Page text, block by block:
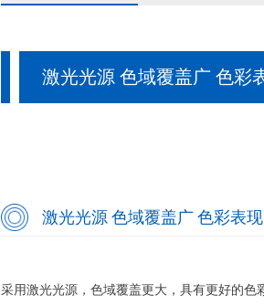
激光光源 色域覆盖广 色彩
激光光源 色域覆盖广 色彩表
采用激光光源，色域覆盖更大，具有更好的